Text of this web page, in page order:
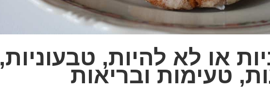
או לא להיות, טבעוניות,
טעימות ובריאות